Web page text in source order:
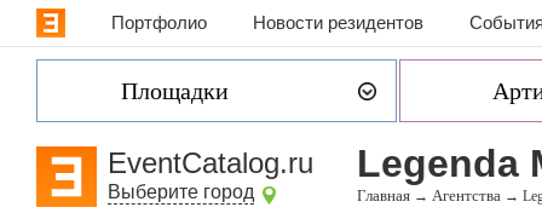
Портфолио Новости резидентов
Площадки
EventCatalog.ru
Выберите город
Legenda
Главная → Агентства →